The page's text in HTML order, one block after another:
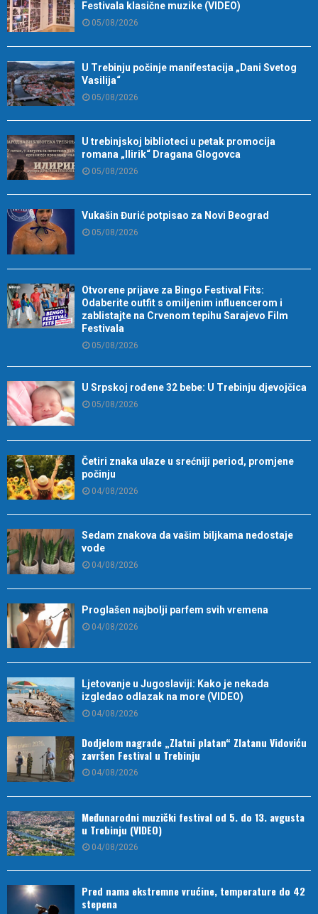
Festivala klasične muzike (VIDEO)
05/08/2026
U Trebinju počinje manifestacija „Dani Svetog
Vasilija“
05/08/2026
U trebinjskoj biblioteci u petak promocija
romana „Ilirik“ Dragana Glogovca
05/08/2026
Vukašin Đurić potpisao za Novi Beograd
05/08/2026
Otvorene prijave za Bingo Festival Fits:
Odaberite outfit s omiljenim influencerom i
zablistajte na Crvenom tepihu Sarajevo Film
Festivala
05/08/2026
U Srpskoj rođene 32 bebe: U Trebinju djevojčica
05/08/2026
Četiri znaka ulaze u srećniji period, promjene
počinju
04/08/2026
Sedam znakova da vašim biljkama nedostaje
vode
04/08/2026
Proglašen najbolji parfem svih vremena
04/08/2026
Ljetovanje u Jugoslaviji: Kako je nekada
izgledao odlazak na more (VIDEO)
04/08/2026
Dodjelom nagrade „Zlatni platan“ Zlatanu Vidoviću
završen Festival u Trebinju
04/08/2026
Međunarodni muzički festival od 5. do 13. avgusta
u Trebinju (VIDEO)
04/08/2026
Pred nama ekstremne vrućine, temperature do 42
stepena